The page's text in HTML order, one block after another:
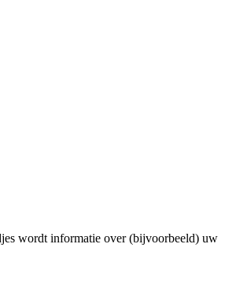
wordt informatie over (bijvoorbeeld) uw